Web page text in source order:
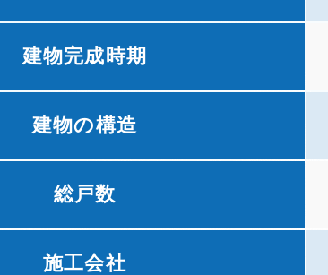
建物完成時期
建物の構造
総戸数
施工会社